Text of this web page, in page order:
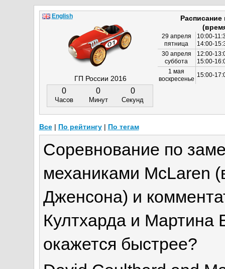
Соревнование по
механиками McLaren
Дженсона) и
Култхарда и Мартина
окажется быстрее?
ГП России 2016
0
Часов
0
Минут
0
Секунд
29 апреля
пятница
10:00-
14:00-
30 апреля
суббота
12:00-
15:00-
1 мая
воскресенье
15:00-
English
Все| По рейтингу| По тегам